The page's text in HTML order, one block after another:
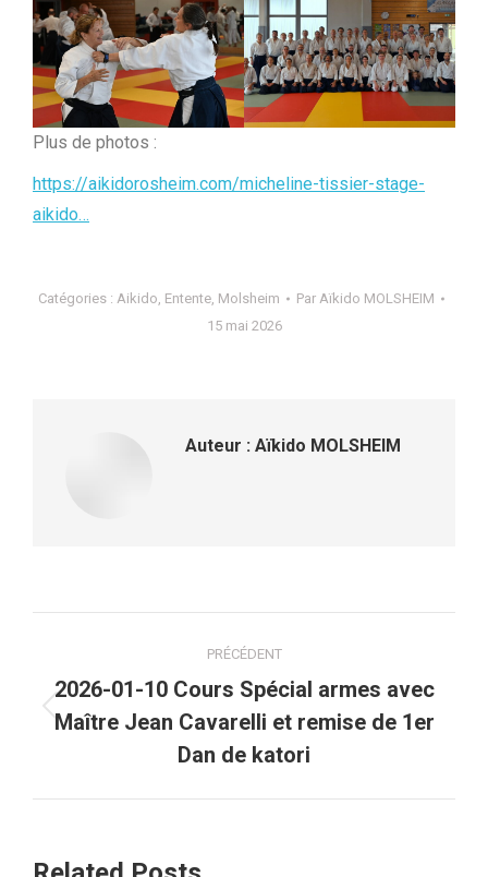
Plus de photos :
https://aikidorosheim.com/micheline-tissier-stage-
aikido…
Catégories : Aikido, Entente, Molsheim Par Aïkido MOLSHEIM
15 mai 2026
Auteur : Aïkido MOLSHEIM
article
PRÉCÉDENT
Article
précédent
2026-01-10 Cours Spécial armes avec
Maître Jean Cavarelli et remise de 1er
Dan de katori